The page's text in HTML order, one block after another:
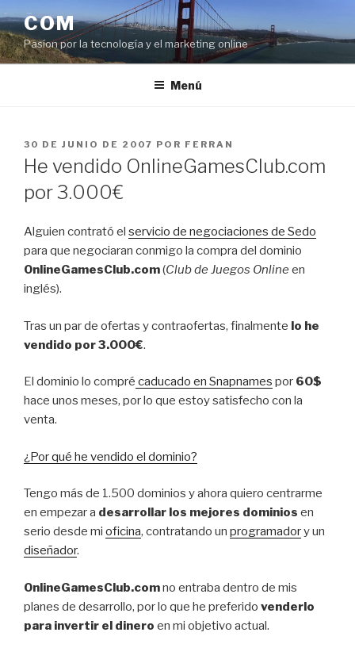
al
contenido
COM
Pasíon por la tecnología y el marketing online
Menú
PUBLICADO
EL
30 DE JUNIO DE 2007 POR FERRAN
He vendido OnlineGamesClub.com
por 3.000€
Alguien contrató el servicio de negociaciones de Sedo
para que negociaran conmigo la compra del dominio
OnlineGamesClub.com(Club de Juegos Online en
inglés).
Tras un par de ofertas y contraofertas, finalmente lo he
vendido por 3.000€.
El dominio lo compré caducado en Snapnames por 60$
hace unos meses, por lo que estoy satisfecho con la
venta.
¿Por qué he vendido el dominio?
Tengo más de 1.500 dominios y ahora quiero centrarme
en empezar a desarrollar los mejores dominios en
serio desde mi oficina, contratando un programadory un
diseñador.
OnlineGamesClub.comno entraba dentro de mis
planes de desarrollo, por lo que he preferido venderlo
para invertir el dinero en mi objetivo actual.